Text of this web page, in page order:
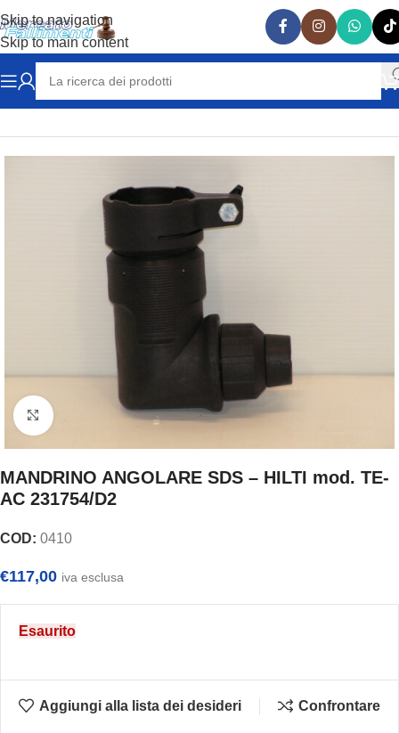
Skip to navigation
Skip to main content
Home MACCHINE UTENSILI e ATTREZZATURE MANDRINO
Clicca per ingrandire
MANDRINO ANGOLARE SDS – HILTI mod. TE-
AC 231754/D2
COD: 0410
€117,00 iva esclusa
Esaurito
Aggiungi alla lista dei desideri Confrontare